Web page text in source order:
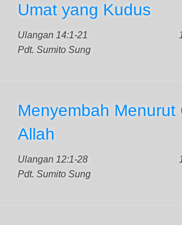
Umat yang Kudus
Ulangan 14:1-21
Pdt. Sumito Sung
Menyembah Menurut
Allah
Ulangan 12:1-28
Pdt. Sumito Sung